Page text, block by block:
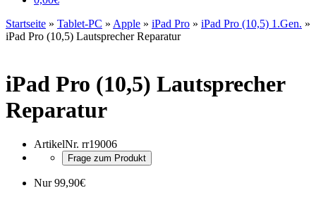
Startseite » Tablet-PC » Apple » iPad Pro » iPad Pro (10,5) 1.Gen. »
iPad Pro (10,5) Lautsprecher Reparatur
iPad Pro (10,5) Lautsprecher
Reparatur
ArtikelNr. rr19006
Frage zum Produkt
Nur99,90€